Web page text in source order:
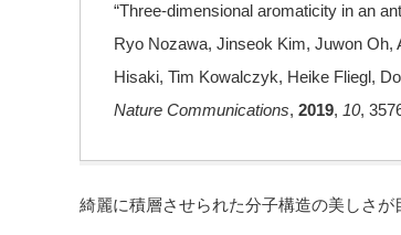
“Three-dimensional aromaticity in an
Ryo Nozawa, Jinseok Kim, Juwon Oh,
Hisaki, Tim Kowalczyk, Heike Fliegl,
Nature Communications, 2019, 10,
綺麗に積層させられた分子構造の美しさが